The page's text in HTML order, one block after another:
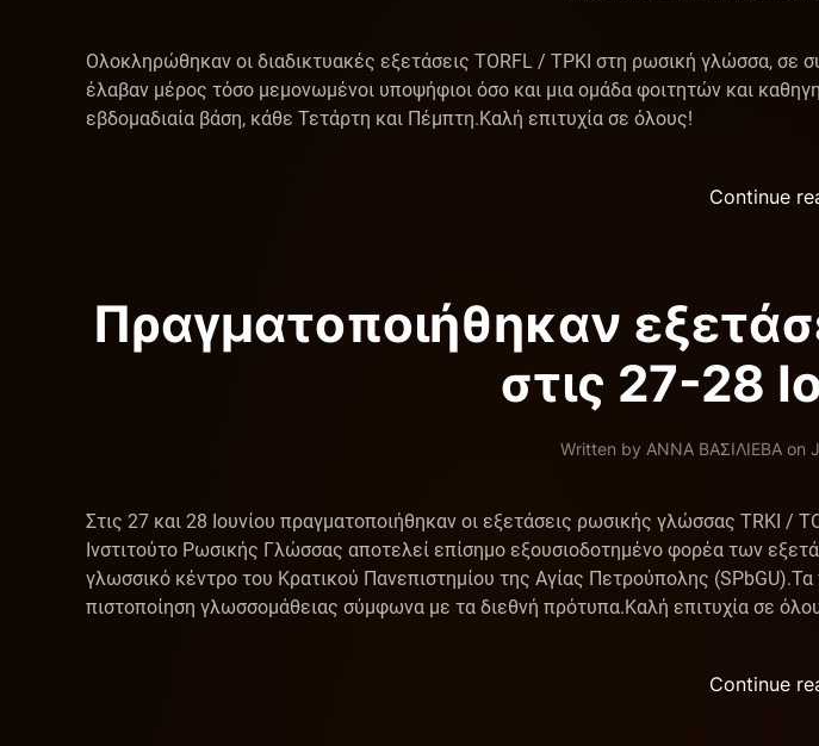
Ολοκληρώθηκαν οι διαδικτυακές εξετάσεις TORFL / ΤΡΚΙ στη ρωσική γλώσσα, σε
έλαβαν μέρος τόσο μεμονωμένοι υποψήφιοι όσο και μια ομάδα φοιτητών και
εβδομαδιαία βάση, κάθε Τετάρτη και Πέμπτη. ​Καλή επιτυχία σε όλους!
Continue
Πραγματοποιήθηκαν
στις 27-28
Written by ΑΝΝΑ ΒΑΣΙΛΙΕΒΑ on
Στις 27 και 28 Ιουνίου πραγματοποιήθηκαν οι εξετάσεις ρωσικής γλώσσας TRKI
Ινστιτούτο Ρωσικής Γλώσσας αποτελεί επίσημο εξουσιοδοτημένο φορέα των
γλωσσικό κέντρο του Κρατικού Πανεπιστημίου της Αγίας Πετρούπολης (SPbGU).
πιστοποίηση γλωσσομάθειας σύμφωνα με τα διεθνή πρότυπα.​Καλή επιτυχία σε
Continue